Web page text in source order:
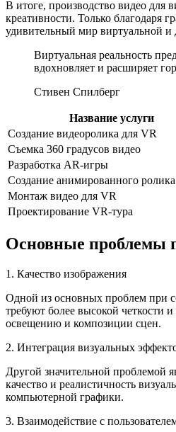
В итоге, производство видео для
креативности. Только благодаря
удивительный мир виртуальной и
Виртуальная реальность
вдохновляет и расширяет
Стивен Спилберг
Название услуги
Создание видеоролика для VR
Съемка 360 градусов видео
Разработка AR-игры
Создание анимированного
Монтаж видео для VR
Проектирование VR-тура
Основные проблемы
1. Качество изображения
Одной из основных проблем при
требуют более высокой четкости
освещению и композиции сцен.
2. Интеграция визуальных
Другой значительной проблемой
качество и реалистичность
компьютерной графики.
3. Взаимодействие с